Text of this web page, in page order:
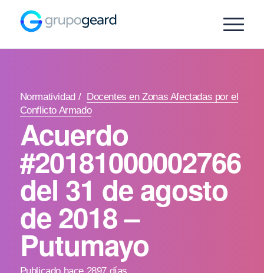
Normatividad / Docentes en Zonas Afectadas por el
Conflicto Armado
Acuerdo
#20181000002766
del 31 de agosto
de 2018 –
Putumayo